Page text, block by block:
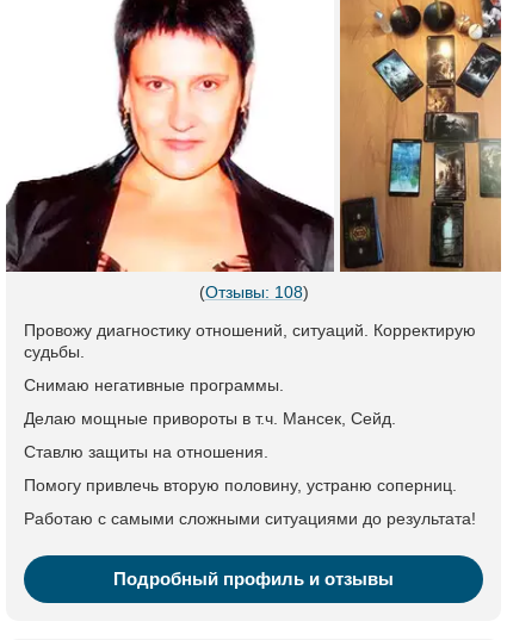
(Отзывы: 108)
Провожу диагностику отношений, ситуаций. Корректирую
судьбы.
Снимаю негативные программы.
Делаю мощные привороты в т.ч. Мансек, Сейд.
Ставлю защиты на отношения.
Помогу привлечь вторую половину, устраню соперниц.
Работаю с самыми сложными ситуациями до результата!
Подробный профиль и отзывы